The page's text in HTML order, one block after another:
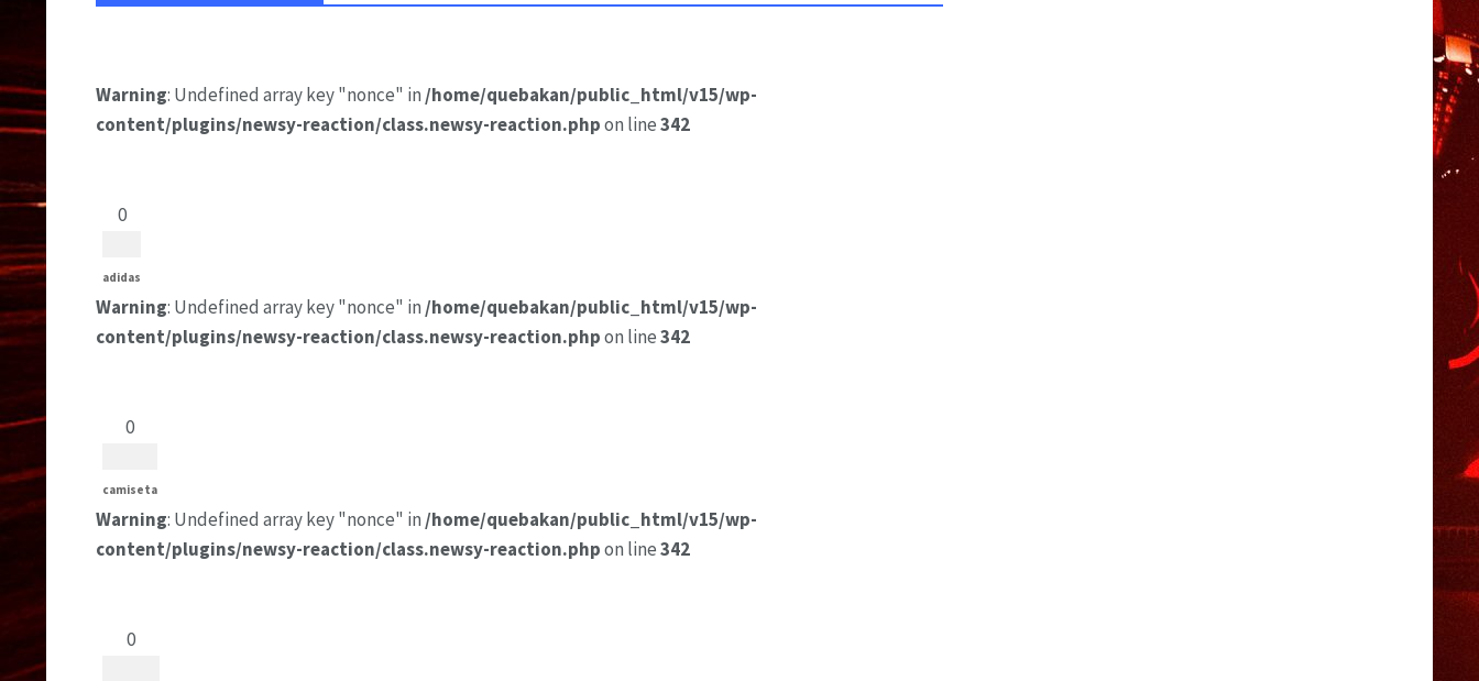
Warning: Undefined array key "nonce" in /home/quebakan/public_html/v15/wp-
content/plugins/newsy-reaction/class.newsy-reaction.phpon line342
0
adidas
Warning: Undefined array key "nonce" in /home/quebakan/public_html/v15/wp-
content/plugins/newsy-reaction/class.newsy-reaction.phpon line342
0
camiseta
Warning: Undefined array key "nonce" in /home/quebakan/public_html/v15/wp-
content/plugins/newsy-reaction/class.newsy-reaction.phpon line342
0